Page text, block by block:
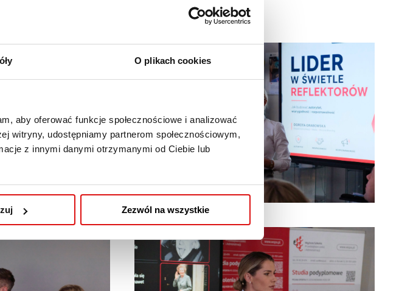
O plikach cookies
aby oferować funkcje społecznościowe i analizować
witryny, udostępniamy partnerom społecznościowym,
z innymi danymi otrzymanymi od Ciebie lub
Zezwól na wszystkie